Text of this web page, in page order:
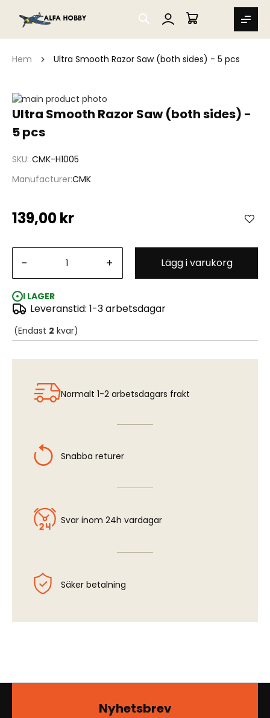
SEARCH
MIN VARUKORG
Hem Ultra Smooth Razor Saw (both sides) - 5 pcs
Ultra Smooth Razor Saw (both sides) -
5 pcs
SKU CMK-H1005
ManufacturerCMK
139,00 kr
- + Lägg i varukorg
I LAGER
Leveranstid: 1-3 arbetsdagar
(Endast 2 kvar)
Hoppa
till
av
Ultra Smooth Razor Saw (both sides) - 5 pcs
Hoppa
början
bildgalleriet
Normalt 1-2 arbetsdagars frakt
Snabba returer
Svar inom 24h vardagar
Säker betalning
Nyhetsbrev